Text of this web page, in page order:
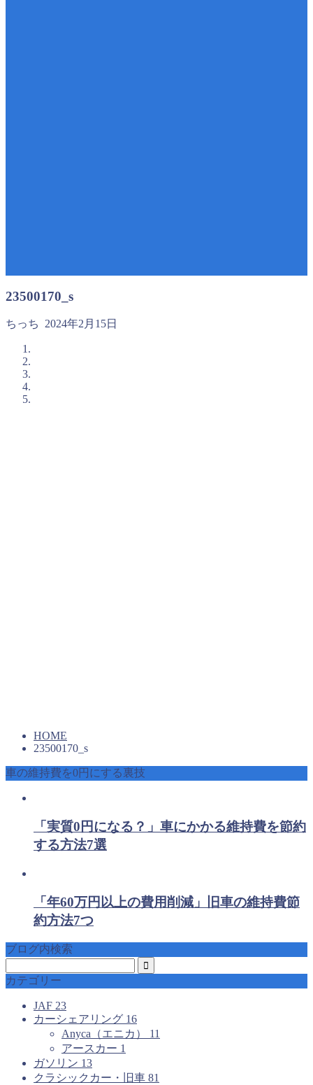
23500170_s
ちっち 2024年2月15日
HOME
23500170_s
車の維持費を0円にする裏技
「実質0円になる？」車にかかる維持費を節約
する方法7選
「年60万円以上の費用削減」旧車の維持費節
約方法7つ
ブログ内検索
カテゴリー
JAF 23
カーシェアリング 16
Anyca（エニカ） 11
アースカー 1
ガソリン 13
クラシックカー・旧車 81